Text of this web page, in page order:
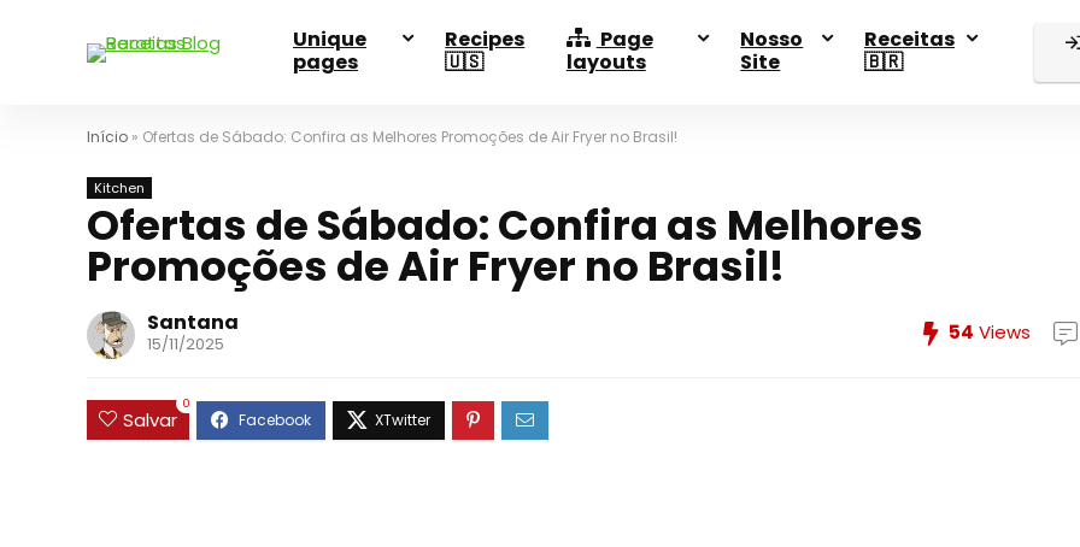
Unique
pages
Recipes
🇺🇸
Page
layouts
Nosso
Site
Receitas
🇧🇷
Início » Ofertas de Sábado: Confira as Melhores Promoções de Air Fryer no Brasil!
Kitchen
Ofertas de Sábado: Confira as Melhores
Promoções de Air Fryer no Brasil!
Santana
15/11/2025 54 Views
Salvar
0